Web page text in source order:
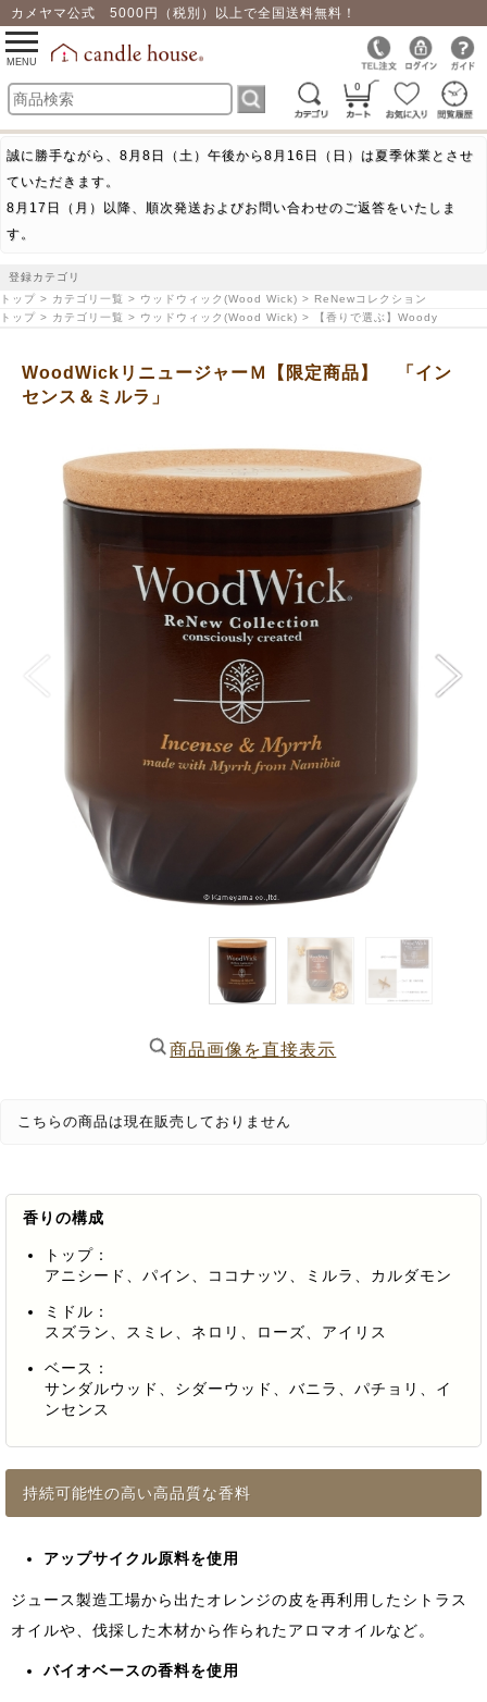
カメヤマ公式 5000円（税別）以上で全国送料無料！
0
toggle
navigation
MENU
誠に勝手ながら、8月8日（土）午後から8月16日（日）は夏季休業とさせ
ていただきます。
8月17日（月）以降、順次発送およびお問い合わせのご返答をいたしま
す。
登録カテゴリ
トップ > カテゴリ一覧 > ウッドウィック(Wood Wick) > ReNewコレクション
トップ > カテゴリ一覧 > ウッドウィック(Wood Wick) > 【香りで選ぶ】Woody
WoodWickリニュージャーＭ【限定商品】 「イン
センス＆ミルラ」
商品画像を直接表示
こちらの商品は現在販売しておりません
香りの構成
トップ：
アニシード、パイン、ココナッツ、ミルラ、カルダモン
ミドル：
スズラン、スミレ、ネロリ、ローズ、アイリス
ベース：
サンダルウッド、シダーウッド、バニラ、パチョリ、イ
ンセンス
持続可能性の高い高品質な香料
アップサイクル原料を使用
ジュース製造工場から出たオレンジの皮を再利用したシトラス
オイルや、伐採した木材から作られたアロマオイルなど。
バイオベースの香料を使用